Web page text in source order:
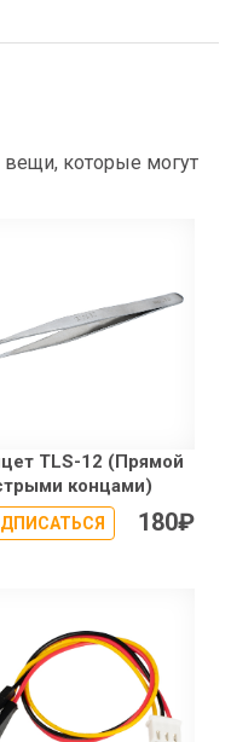
которые могут
TLS-12 (Прямой
концами)
180₽